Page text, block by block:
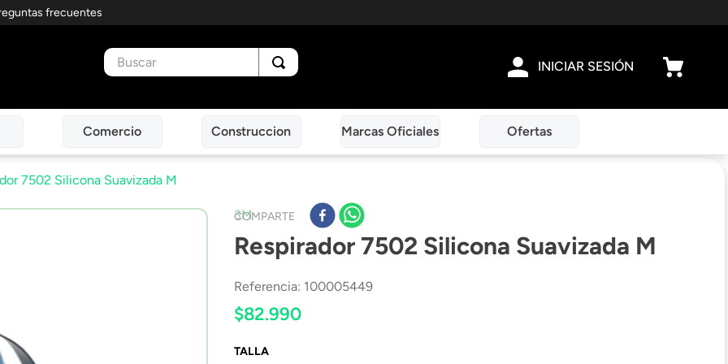
frecuentes
Buscar
INICIAR SESIÓN
Comercio Construccion Marcas Oficiales Ofertas
7502 Silicona Suavizada M
COMPARTE
3M
Respirador 7502 Silicona Suavizada M
Referencia: 100005449
$82.990
TALLA